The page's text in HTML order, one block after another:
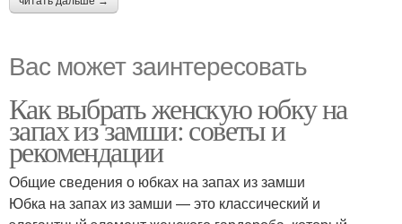
Вас может заинтересовать
Как выбрать женскую юбку на
запах из замши: советы и
рекомендации
Общие сведения о юбках на запах из замши
Юбка на запах из замши — это классический и